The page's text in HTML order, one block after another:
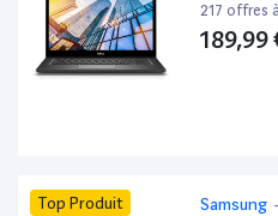
217 offres
189,99
Top Produit Samsung -